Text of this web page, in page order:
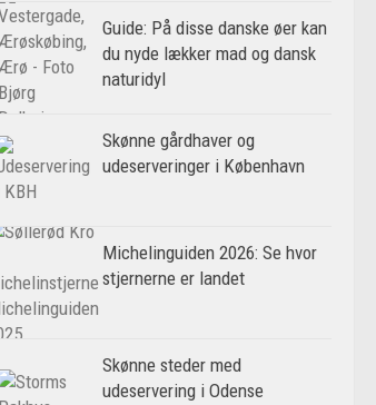
Guide: På disse danske øer kan
du nyde lækker mad og dansk
naturidyl
Skønne gårdhaver og
udeserveringer i København
Michelinguiden 2026: Se hvor
stjernerne er landet
Skønne steder med
udeservering i Odense